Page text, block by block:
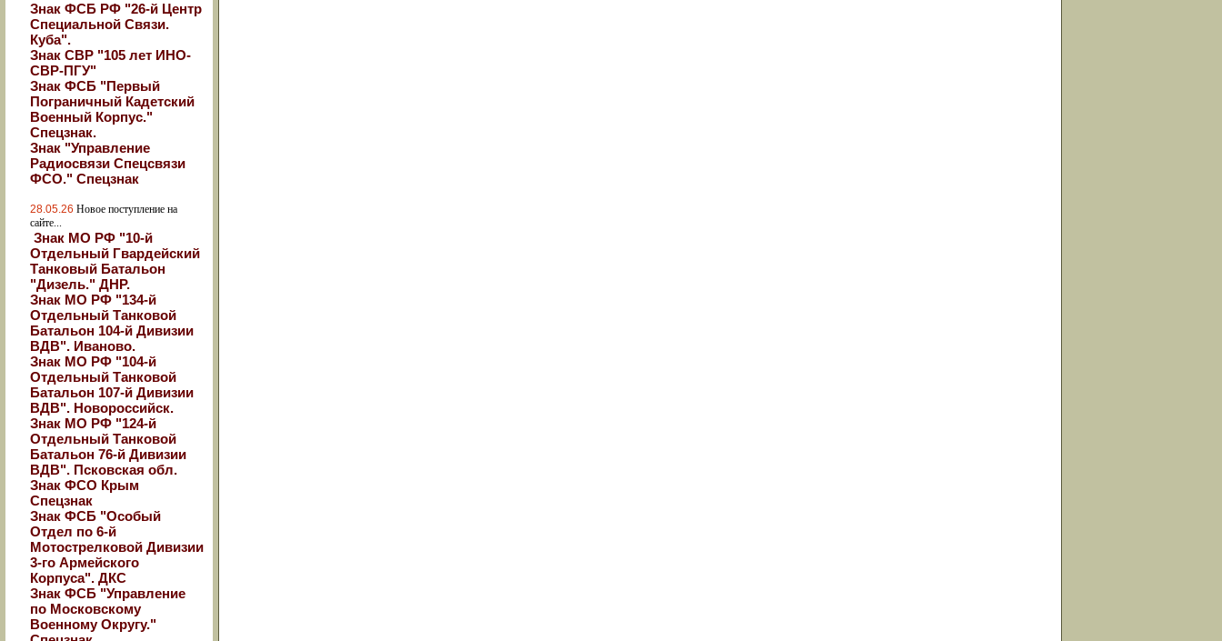
Знак ФСБ РФ "26-й Центр
Специальной Связи.
Куба".
Знак СВР "105 лет ИНО-
СВР-ПГУ"
Знак ФСБ "Первый
Пограничный Кадетский
Военный Корпус."
Спецзнак.
Знак "Управление
Радиосвязи Спецсвязи
ФСО." Спецзнак
28.05.26 Новое поступление на
сайте...
Знак МО РФ "10-й
Отдельный Гвардейский
Танковый Батальон
"Дизель." ДНР.
Знак МО РФ "134-й
Отдельный Танковой
Батальон 104-й Дивизии
ВДВ". Иваново.
Знак МО РФ "104-й
Отдельный Танковой
Батальон 107-й Дивизии
ВДВ". Новороссийск.
Знак МО РФ "124-й
Отдельный Танковой
Батальон 76-й Дивизии
ВДВ". Псковская обл.
Знак ФСО Крым
Спецзнак
Знак ФСБ "Особый
Отдел по 6-й
Мотострелковой Дивизии
3-го Армейского
Корпуса". ДКС
Знак ФСБ "Управление
по Московскому
Военному Округу."